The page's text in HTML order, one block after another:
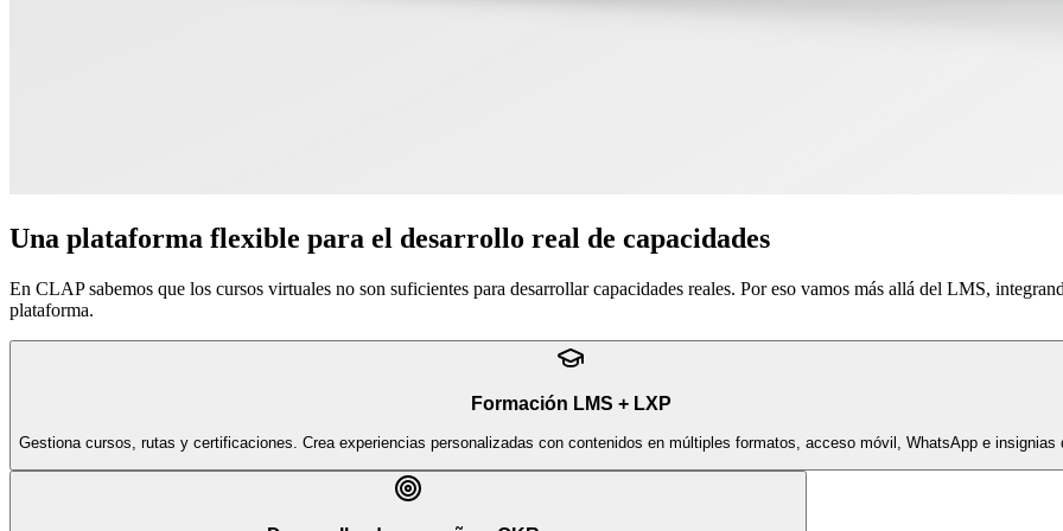
Una plataforma flexible para el desarrollo real de capacidades
En CLAP sabemos que los cursos virtuales no son suficientes para desarrollar capacidades reales. Por eso vamos más allá del LMS,
plataforma.
Formación LMS + LXP
Gestiona cursos, rutas y certificaciones. Crea experiencias personalizadas con contenidos en múltiples formatos, acceso móvil, WhatsApp e insignias